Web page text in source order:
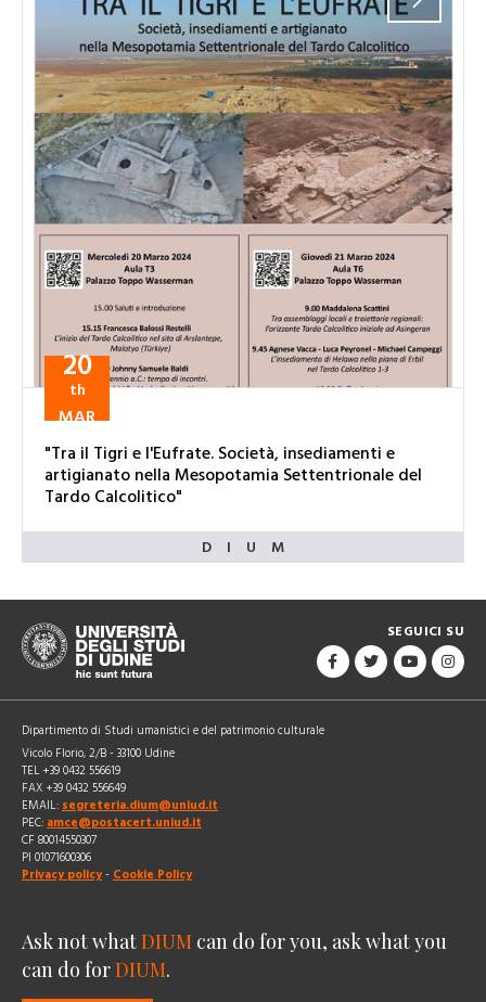
20
th
MAR
"Tra il Tigri e l'Eufrate. Società, insediamenti e
artigianato nella Mesopotamia Settentrionale del
Tardo Calcolitico"
SEGUICI SU
Dipartimento di Studi umanistici e del patrimonio culturale
Vicolo Florio, 2/B - 33100 Udine
TEL +39 0432 556619
FAX +39 0432 556649
EMAIL: segreteria.dium@uniud.it
PEC: amce@postacert.uniud.it
CF 80014550307
PI 01071600306
Privacy policy - Cookie Policy
Ask not whatDIUM can do for you, ask what you
can do forDIUM.